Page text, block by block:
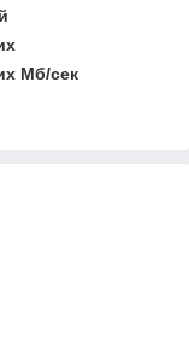
Мб/сек